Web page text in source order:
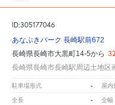
ID:305177046
あなぶきパーク 長崎駅前672
長崎県長崎市大黒町14-5から
長崎県長崎市長崎駅周辺土地
駐車場形式 - 屋内
全長 - 全幅